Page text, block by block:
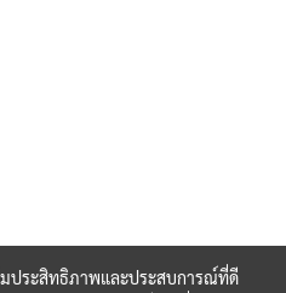
มประสิทธิภาพและประสบการณ์ที่ดี